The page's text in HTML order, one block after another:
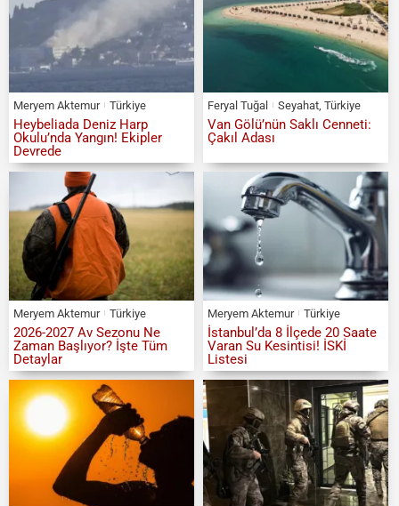
Meryem Aktemur Türkiye
Heybeliada Deniz Harp
Okulu’nda Yangın! Ekipler
Devrede
Feryal Tuğal Seyahat, Türkiye
Van Gölü’nün Saklı Cenneti:
Çakıl Adası
Meryem Aktemur Türkiye
2026-2027 Av Sezonu Ne
Zaman Başlıyor? İşte Tüm
Detaylar
Meryem Aktemur Türkiye
İstanbul’da 8 İlçede 20 Saate
Varan Su Kesintisi! İSKİ
Listesi